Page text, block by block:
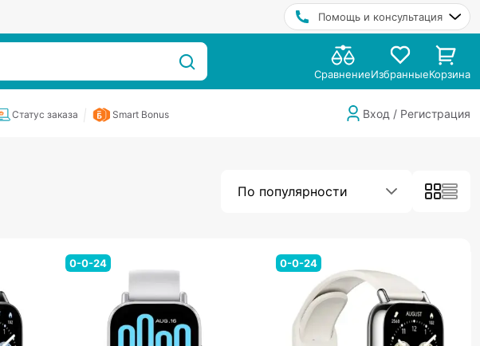
Помощь и консультация
СравнениеИзбранныеКорзина
Статус заказа Smart Bonus Вход / Регистрация
По популярности
0-0-24 0-0-24